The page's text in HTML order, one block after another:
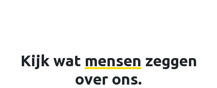
Kijk wat mensen zeggen
over ons.